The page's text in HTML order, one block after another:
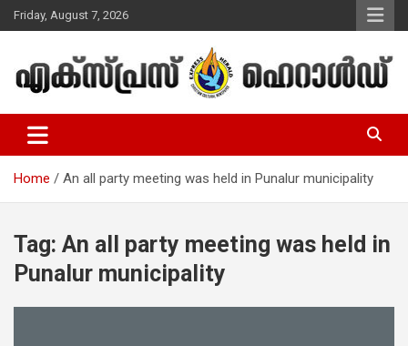
Skip
to
Friday, August 7, 2026
Express Herald – Malayalam
Christian News
Home An all party meeting was held in Punalur municipality
Tag: An all party meeting was held in
Punalur municipality